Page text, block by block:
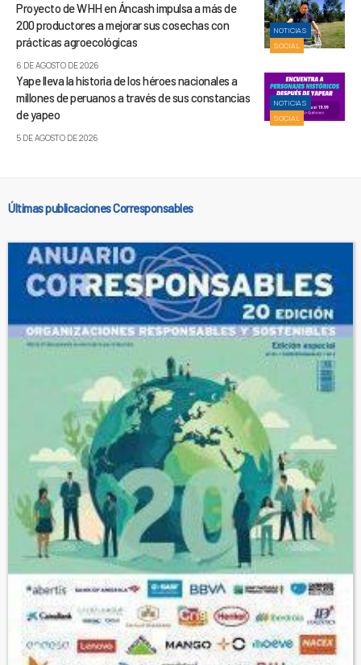
NOTICIAS
SOCIAL
Proyecto de WHH en Áncash impulsa a más de
200 productores a mejorar sus cosechas con
prácticas agroecológicas
6 DE AGOSTO DE 2026
NOTICIAS
SOCIAL
Yape lleva la historia de los héroes nacionales a
millones de peruanos a través de sus constancias
de yapeo
5 DE AGOSTO DE 2026
Últimas publicaciones Corresponsables